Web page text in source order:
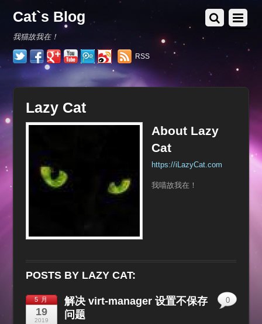
Cat`s Blog
我猫故我在！
RSS
Lazy Cat
About Lazy
Cat
https://iLazyCat.com
我喵故我在！
POSTS BY LAZY CAT:
5 月
19
2019
解决 virt-manager 设置不保存
问题
0